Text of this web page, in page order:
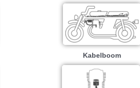
Kabelboom